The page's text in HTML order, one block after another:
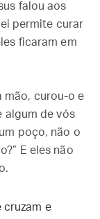
falou aos
permite curar
ficaram em
mão, curou-o e
algum de vós
poço, não o
E eles não
cruzam e